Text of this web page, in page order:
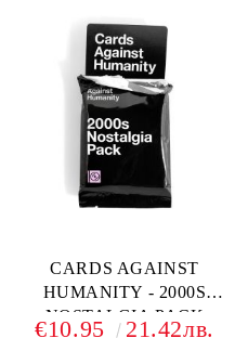
CARDS AGAINST
HUMANITY - 2000S
NOSTALGIA PACK
€10.95 21.42лв.